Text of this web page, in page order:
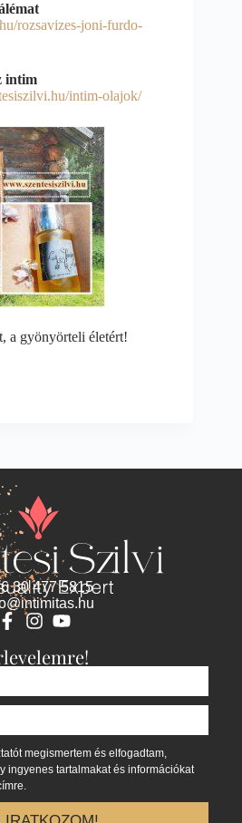
rozsavizes-joni-furdo-
intim
intim-olajok/
a gyönyörteli életért!
30 477 5815
megismertem és elfogadtam,
ingyenes tartalmakat és információkat